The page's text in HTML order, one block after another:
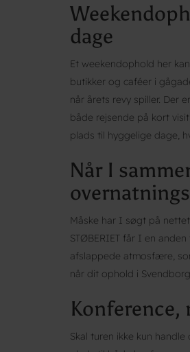
dage
Et weekendophold her
butikker og caféer i
når årets revy spiller. Der
både rejsende på kort
plads til hyggelige dage,
Når I
Måske har I søgt på
STØBERIET får I en
afslappede atmosfære,
når dit ophold i
Konference,
Skal turen ikke kun